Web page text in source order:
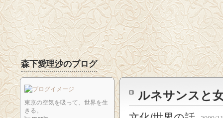
森下愛理沙のブログ
ルネサンスと
東京の空気を吸って、世界を生
きる。